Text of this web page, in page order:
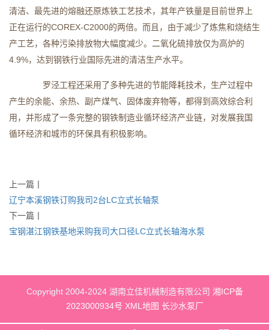
清洁、最先进的熔融还原炼铁工艺技术，其年产铁量是目前世界上
正在运行的COREX-C2000的两倍。而且，由于减少了炼焦和烧结生
产工艺，各种污染排放物大幅度减少。二氧化硫排放仅为高炉的
4.9%，达到钢铁行业国际先进的清洁生产水平。
罗泾工程还采用了多种先进的节能降耗技术，生产过程中
产生的余能、余热、副产煤气、固体废弃物等，都得到高效综合利
用，并形成了一条完整的钢铁制造业循环经济产业链，对发展我国
循环经济和城市的环保具有积极影响。
上一篇
辽宁本溪钢铁订购我司2台LC立式长轴泵
下一篇
宝钢湛江钢铁基地采购我司大口径LC立式长轴海水泵
Copyright 2004-2024 湖南立佳机械制造有限公司 湘ICP备
2023000934号 XML地图 长沙水泵厂